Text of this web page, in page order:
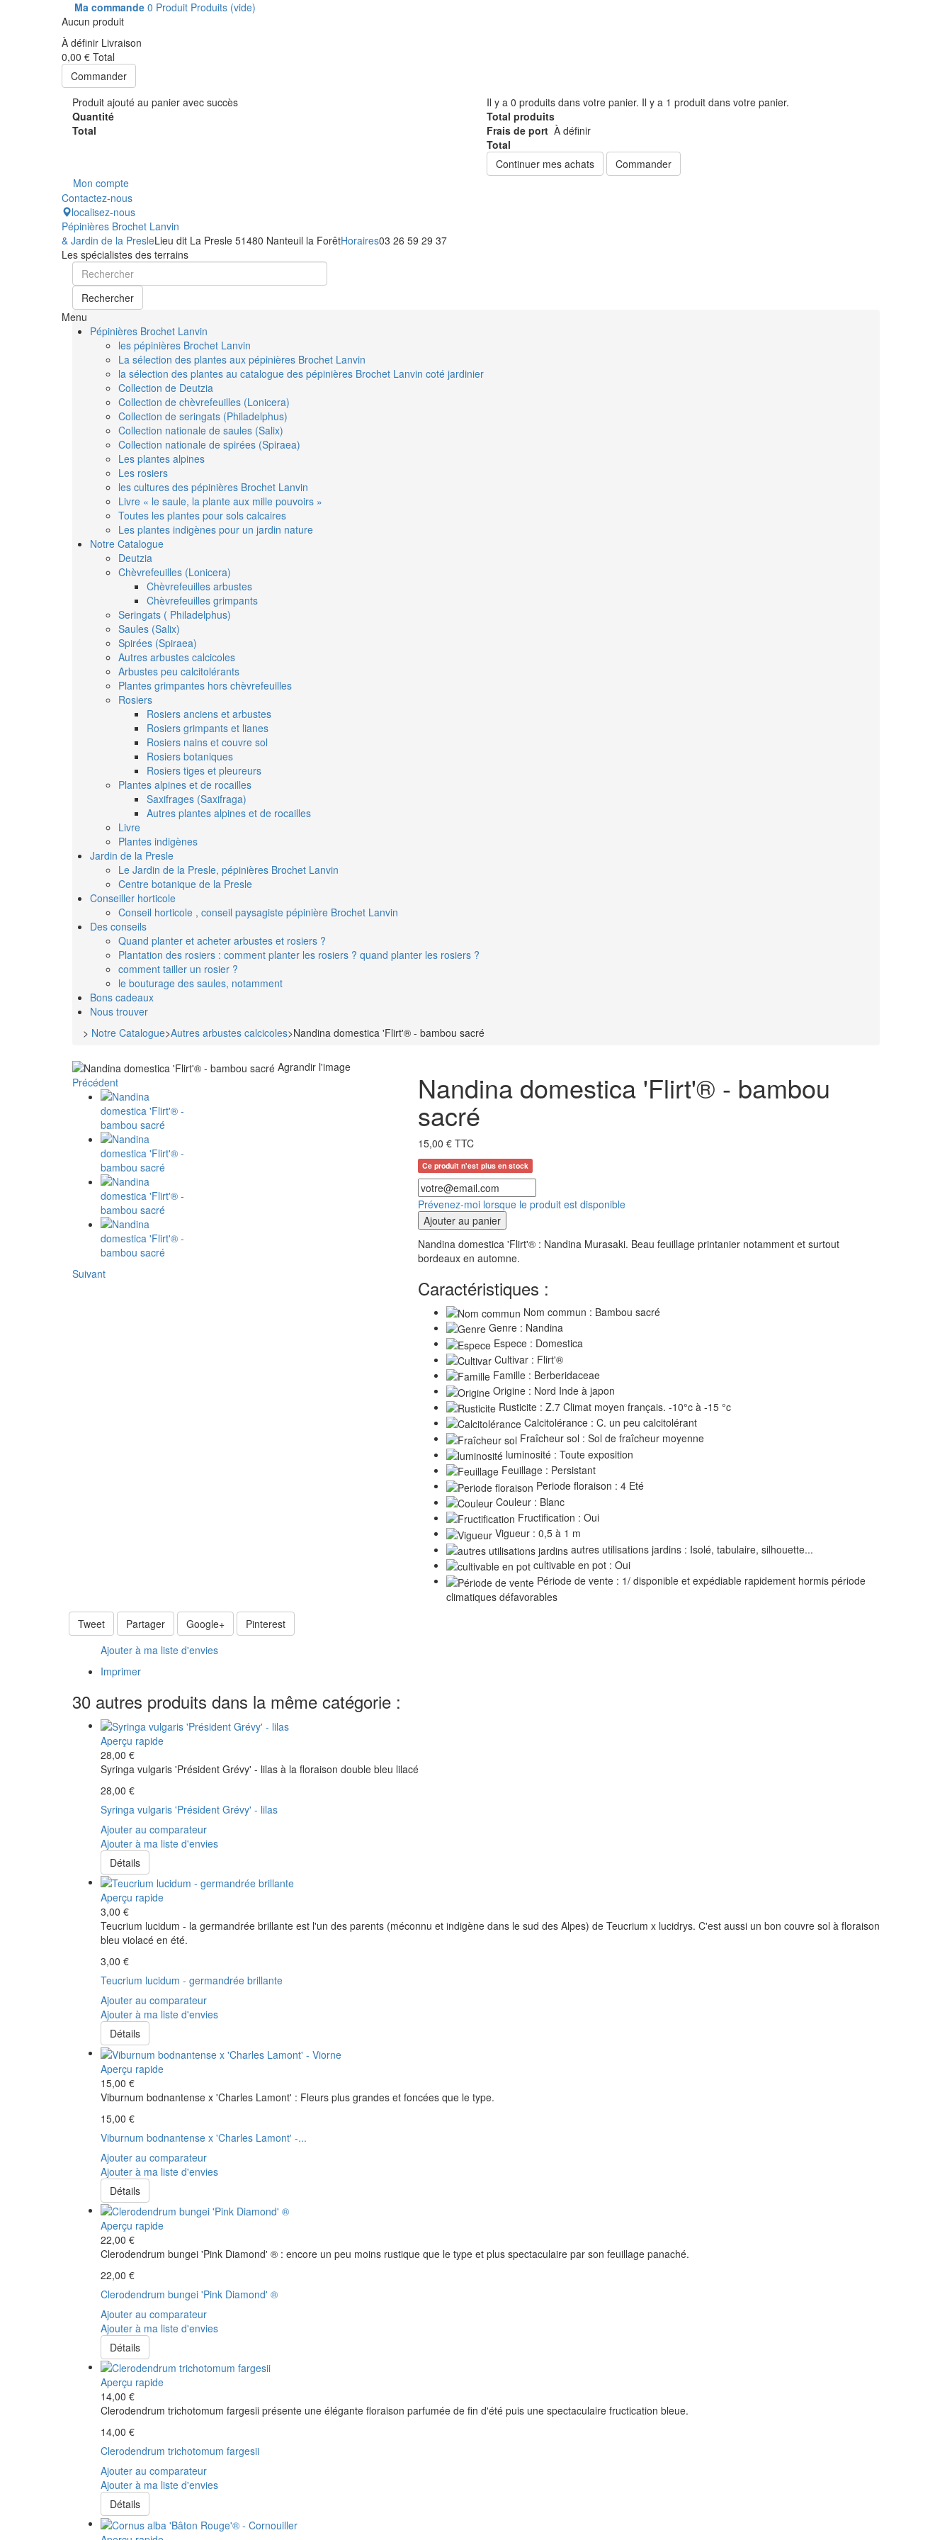
Ma commande 0 Produit Produits (vide)
Aucun produit
À définir Livraison
0,00 € Total
Commander
Produit ajouté au panier avec succès
Quantité
Total
Il y a 0 produits dans votre panier. Il y a 1 produit dans votre panier.
Total produits
Frais de port À définir
Total
Continuer mes achats
Commander
Mon compte
Contactez-nous
localisez-nous
Pépinières Brochet Lanvin
& Jardin de la PresleLieu dit La Presle 51480 Nanteuil la ForêtHoraires03 26 59 29 37
Les spécialistes des terrains
Rechercher
Menu
Pépinières Brochet Lanvin
les pépinières Brochet Lanvin
La sélection des plantes aux pépinières Brochet Lanvin
la sélection des plantes au catalogue des pépinières Brochet Lanvin coté jardinier
Collection de Deutzia
Collection de chèvrefeuilles (Lonicera)
Collection de seringats (Philadelphus)
Collection nationale de saules (Salix)
Collection nationale de spirées (Spiraea)
Les plantes alpines
Les rosiers
les cultures des pépinières Brochet Lanvin
Livre « le saule, la plante aux mille pouvoirs »
Toutes les plantes pour sols calcaires
Les plantes indigènes pour un jardin nature
Notre Catalogue
Deutzia
Chèvrefeuilles (Lonicera)
Chèvrefeuilles arbustes
Chèvrefeuilles grimpants
Seringats ( Philadelphus)
Saules (Salix)
Spirées (Spiraea)
Autres arbustes calcicoles
Arbustes peu calcitolérants
Plantes grimpantes hors chèvrefeuilles
Rosiers
Rosiers anciens et arbustes
Rosiers grimpants et lianes
Rosiers nains et couvre sol
Rosiers botaniques
Rosiers tiges et pleureurs
Plantes alpines et de rocailles
Saxifrages (Saxifraga)
Autres plantes alpines et de rocailles
Livre
Plantes indigènes
Jardin de la Presle
Le Jardin de la Presle, pépinières Brochet Lanvin
Centre botanique de la Presle
Conseiller horticole
Conseil horticole , conseil paysagiste pépinière Brochet Lanvin
Des conseils
Quand planter et acheter arbustes et rosiers ?
Plantation des rosiers : comment planter les rosiers ? quand planter les rosiers ?
comment tailler un rosier ?
le bouturage des saules, notamment
Bons cadeaux
Nous trouver
> Notre Catalogue>Autres arbustes calcicoles>Nandina domestica 'Flirt'® - bambou sacré
Agrandir l'image
Précédent
Suivant
Nandina domestica 'Flirt'® - bambou
sacré
15,00 € TTC
Ce produit n'est plus en stock
Prévenez-moi lorsque le produit est disponible
Ajouter au panier
Nandina domestica 'Flirt'® : Nandina Murasaki. Beau feuillage printanier notamment et surtout
bordeaux en automne.
Caractéristiques :
Nom commun : Bambou sacré
Genre : Nandina
Espece : Domestica
Cultivar : Flirt'®
Famille : Berberidaceae
Origine : Nord Inde à japon
Rusticite : Z.7 Climat moyen français. -10°c à -15 °c
Calcitolérance : C. un peu calcitolérant
Fraîcheur sol : Sol de fraîcheur moyenne
luminosité : Toute exposition
Feuillage : Persistant
Periode floraison : 4 Eté
Couleur : Blanc
Fructification : Oui
Vigueur : 0,5 à 1 m
autres utilisations jardins : Isolé, tabulaire, silhouette...
cultivable en pot : Oui
Période de vente : 1/ disponible et expédiable rapidement hormis période
climatiques défavorables
Tweet
Partager Google+
Pinterest
Ajouter à ma liste d'envies
Imprimer
30 autres produits dans la même catégorie :
Aperçu rapide
28,00 €
Syringa vulgaris 'Président Grévy' - lilas à la floraison double bleu lilacé
28,00 €
Syringa vulgaris 'Président Grévy' - lilas
Ajouter au comparateur
Ajouter à ma liste d'envies
Détails
Aperçu rapide
3,00 €
Teucrium lucidum - la germandrée brillante est l'un des parents (méconnu et indigène dans le sud des Alpes) de Teucrium x lucidrys. C'est aussi un bon couvre sol à floraison
bleu violacé en été.
3,00 €
Teucrium lucidum - germandrée brillante
Ajouter au comparateur
Ajouter à ma liste d'envies
Détails
Aperçu rapide
15,00 €
Viburnum bodnantense x 'Charles Lamont' : Fleurs plus grandes et foncées que le type.
15,00 €
Viburnum bodnantense x 'Charles Lamont' -...
Ajouter au comparateur
Ajouter à ma liste d'envies
Détails
Aperçu rapide
22,00 €
Clerodendrum bungei 'Pink Diamond' ® : encore un peu moins rustique que le type et plus spectaculaire par son feuillage panaché.
22,00 €
Clerodendrum bungei 'Pink Diamond' ®
Ajouter au comparateur
Ajouter à ma liste d'envies
Détails
Aperçu rapide
14,00 €
Clerodendrum trichotomum fargesii présente une élégante floraison parfumée de fin d'été puis une spectaculaire fructication bleue.
14,00 €
Clerodendrum trichotomum fargesii
Ajouter au comparateur
Ajouter à ma liste d'envies
Détails